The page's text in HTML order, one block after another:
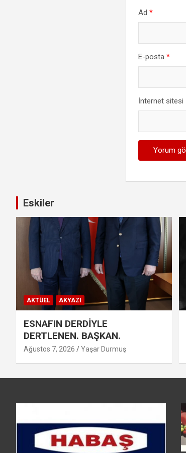
Ad*
E-posta*
İnternet sitesi
Eskiler
AKTÜEL AKYAZI
ESNAFIN DERDİYLE
DERTLENEN. BAŞKAN.
Ağustos 7, 2026 Yaşar Durmuş